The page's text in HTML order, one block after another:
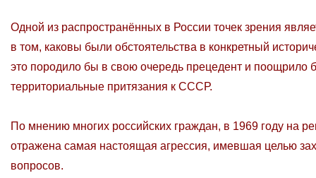
Одной из распространённых в России точек зрения
в том, каковы были обстоятельства в конкретный
это породило бы в свою очередь прецедент и поощрило
территориальные притязания к СССР.
По мнению многих российских граждан, в 1969 году на
отражена самая настоящая агрессия, имевшая целью
вопросов.